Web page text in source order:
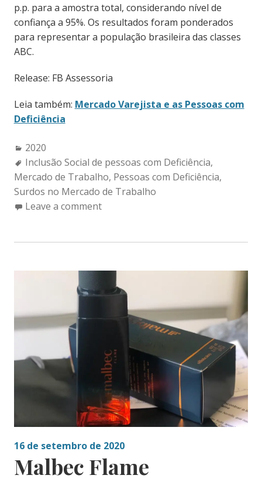
p.p. para a amostra total, considerando nível de
confiança a 95%. Os resultados foram ponderados
para representar a população brasileira das classes
ABC.
Release: FB Assessoria
Leia também: Mercado Varejista e as Pessoas com
Deficiência
Categories:
2020
Tags:
Inclusão Social de pessoas com Deficiência,
Mercado de Trabalho, Pessoas com Deficiência,
Surdos no Mercado de Trabalho
Leave a comment
16 de setembro de 2020
Malbec Flame